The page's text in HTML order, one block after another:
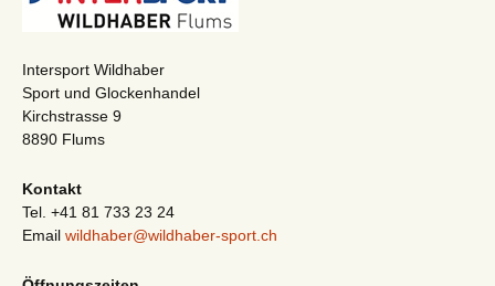
Intersport Wildhaber
Sport und Glockenhandel
Kirchstrasse 9
8890 Flums
Kontakt
Tel. +41 81 733 23 24
Email wildhaber@wildhaber-sport.ch